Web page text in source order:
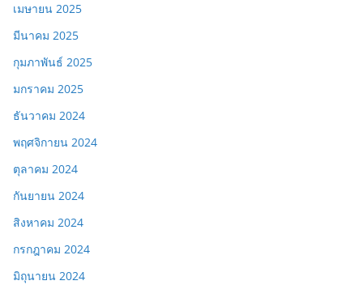
เมษายน 2025
มีนาคม 2025
กุมภาพันธ์ 2025
มกราคม 2025
ธันวาคม 2024
พฤศจิกายน 2024
ตุลาคม 2024
กันยายน 2024
สิงหาคม 2024
กรกฎาคม 2024
มิถุนายน 2024